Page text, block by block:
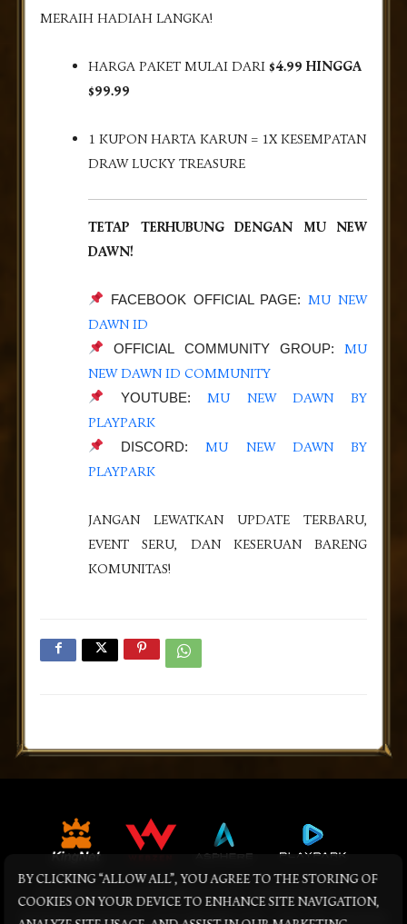
MERAIH HADIAH LANGKA!
HARGA PAKET MULAI DARI $4.99 HINGGA
$99.99
1 KUPON HARTA KARUN = 1X KESEMPATAN
DRAW LUCKY TREASURE
TETAP TERHUBUNG DENGAN MU NEW
DAWN!
FACEBOOK OFFICIAL PAGE: MU NEW
DAWN ID
OFFICIAL COMMUNITY GROUP: MU
NEW DAWN ID COMMUNITY
YOUTUBE: MU NEW DAWN BY
PLAYPARK
DISCORD: MU NEW DAWN BY
PLAYPARK
JANGAN LEWATKAN UPDATE TERBARU,
EVENT SERU, DAN KESERUAN BARENG
KOMUNITAS!
© KINGNET NETWORK CO LTD. WEBZEN INC. ALL
RIGHTS RESERVED. © PLAYPARK PTE., LTD. ALL RIGHTS
BY CLICKING “ALLOW ALL”, YOU AGREE TO THE STORING OF
COOKIES ON YOUR DEVICE TO ENHANCE SITE NAVIGATION,